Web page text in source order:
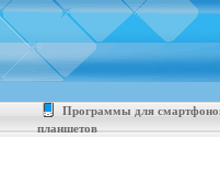
Программы для
планшетов